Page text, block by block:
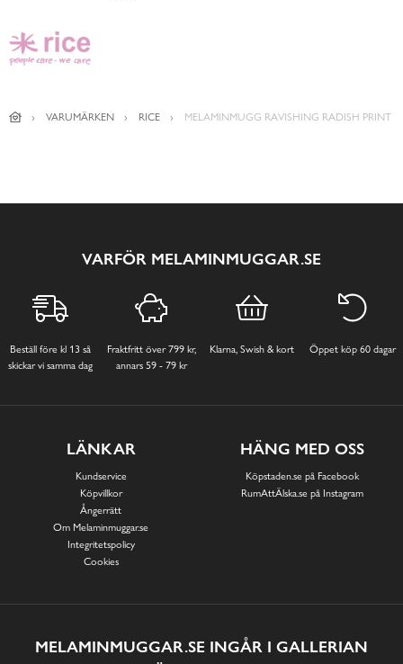
VARUMÄRKEN RICE MELAMINMUGG RAVISHING RADISH PRINT
VARFÖR MELAMINMUGGAR.SE
Beställ före kl 13 så
skickar vi samma dag
Fraktfritt över 799 kr,
annars 59 - 79 kr
Klarna, Swish & kort Öppet köp 60 dagar
LÄNKAR
Kundservice
Köpvillkor
Ångerrätt
Om Melaminmuggar.se
Integritetspolicy
Cookies
HÄNG MED OSS
Köpstaden.se på Facebook
RumAttÄlska.se på Instagram
MELAMINMUGGAR.SE INGÅR I GALLERIAN